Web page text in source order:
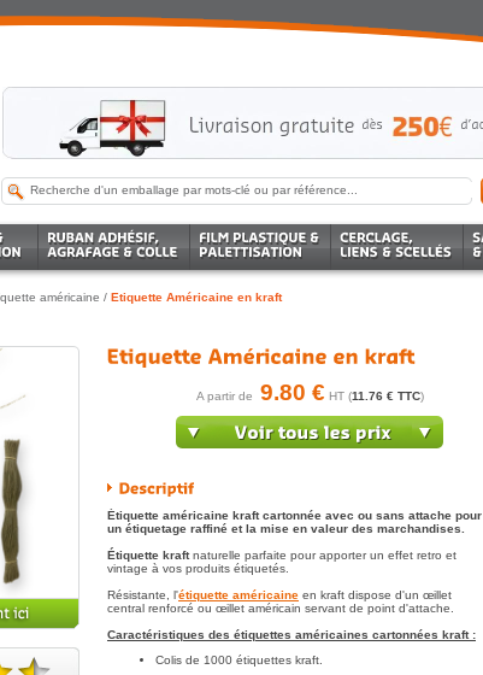
américaine / Etiquette Américaine en kraft
A partir de 9.80 € HT (11.76 € TTC)
Étiquette américaine kraft cartonnée avec ou sans attache pour
un étiquetage raffiné et la mise en valeur des marchandises.
Étiquette kraftnaturelle parfaite pour apporter un effet retro et
vintage à vos produits étiquetés.
Résistante, l'étiquette américaine en kraft dispose d'un œillet
central renforcé ou œillet américain servant de point d'attache.
Caractéristiques des étiquettes américaines cartonnées kraft :
Colis de 1000 étiquettes kraft.